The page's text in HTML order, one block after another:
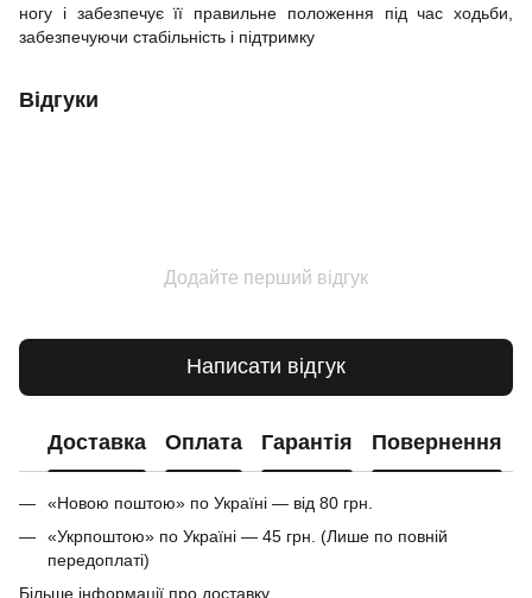
ногу і забезпечує її правильне положення під час ходьби,
забезпечуючи стабільність і підтримку
Відгуки
Додайте перший відгук
Написати відгук
Доставка Оплата Гарантія Повернення
«Новою поштою» по Україні — від 80 грн.
«Укрпоштою» по Україні — 45 грн. (Лише по повній
передоплаті)
Більше інформації про доставку